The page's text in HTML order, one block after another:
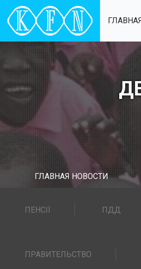
ГЛАВНАЯ НОВОСТИ
ПЕНСІЇ ПДД
ПРАВИТЕЛЬСТВО